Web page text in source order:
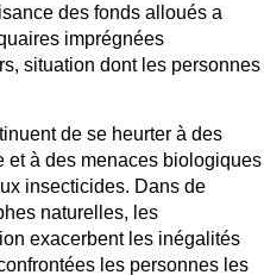
des fonds alloués a
imprégnées
situation dont les personnes
de se heurter à des
et à des menaces biologiques
insecticides. Dans de
naturelles, les
exacerbent les inégalités
les personnes les